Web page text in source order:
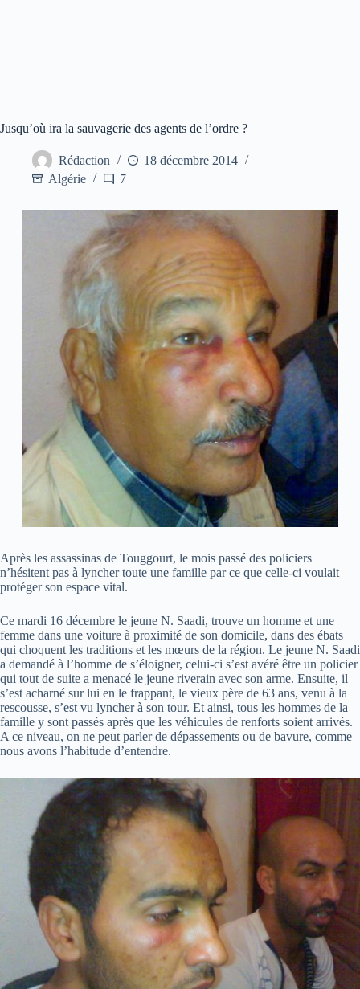
Jusqu’où ira la sauvagerie des agents de l’ordre ?
Rédaction
18 décembre 2014
Algérie
7
Après les assassinas de Touggourt, le mois passé des policiers
n’hésitent pas à lyncher toute une famille par ce que celle-ci voulait
protéger son espace vital.
Ce mardi 16 décembre le jeune N. Saadi, trouve un homme et une
femme dans une voiture à proximité de son domicile, dans des ébats
qui choquent les traditions et les mœurs de la région. Le jeune N. Saadi
a demandé à l’homme de s’éloigner, celui-ci s’est avéré être un policier
qui tout de suite a menacé le jeune riverain avec son arme. Ensuite, il
s’est acharné sur lui en le frappant, le vieux père de 63 ans, venu à la
rescousse, s’est vu lyncher à son tour. Et ainsi, tous les hommes de la
famille y sont passés après que les véhicules de renforts soient arrivés.
A ce niveau, on ne peut parler de dépassements ou de bavure, comme
nous avons l’habitude d’entendre.